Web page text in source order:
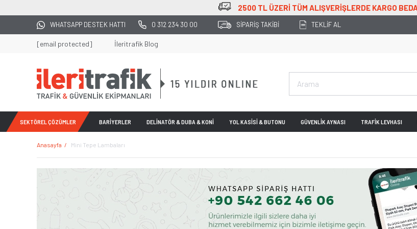
WHATSAPP DESTEK HATTI 0 312 234 30 00 SİPARİŞ TAKİBİ TEKLİF AL
[email protected] İleritrafik Blog
SEKTÖREL ÇÖZÜMLER BARİYERLER DELİNATÖR & DUBA & KONİ YOL KASİSİ & BUTONU GÜVENLİK AYNASI TRAFİK LEVHASI
Anasayfa Mini Tepe Lambaları